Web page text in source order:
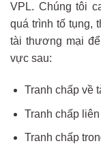
VPL. Chúng tôi
quá trình tố tụng,
tài thương mại
vực sau:
Tranh chấp về
Tranh chấp
Tranh chấp